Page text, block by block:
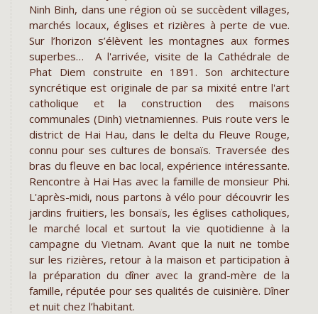
Ninh Binh, dans une région où se succèdent villages,
marchés locaux, églises et rizières à perte de vue.
Sur l’horizon s’élèvent les montagnes aux formes
superbes… A l'arrivée, visite de la Cathédrale de
Phat Diem construite en 1891. Son architecture
syncrétique est originale de par sa mixité entre l'art
catholique et la construction des maisons
communales (Dinh) vietnamiennes. Puis route vers le
district de Hai Hau, dans le delta du Fleuve Rouge,
connu pour ses cultures de bonsaïs. Traversée des
bras du fleuve en bac local, expérience intéressante.
Rencontre à Hai Has avec la famille de monsieur Phi.
L'après-midi, nous partons à vélo pour découvrir les
jardins fruitiers, les bonsaïs, les églises catholiques,
le marché local et surtout la vie quotidienne à la
campagne du Vietnam. Avant que la nuit ne tombe
sur les rizières, retour à la maison et participation à
la préparation du dîner avec la grand-mère de la
famille, réputée pour ses qualités de cuisinière. Dîner
et nuit chez l’habitant.